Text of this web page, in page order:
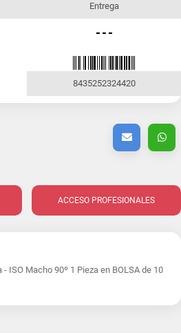
Entrega
- - -
8435252324420
ACCESO PROFESIONALES
ISO Macho 90º 1 Pieza en BOLSA de 10